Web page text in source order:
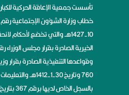
تأسست جمعية الإعاقة الحركية
10-1427هــ والتي تخضع
وقواعدها التنفيذية الصادرة بقرار
760 وتاريخ 30-1-
بالسجل الخاص لديها برقم 367 بتاريخ 18-7-1428هــ.